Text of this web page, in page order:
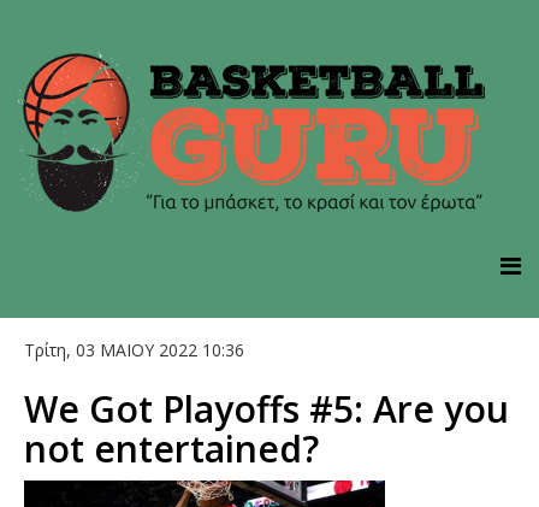
Τρίτη, 03 ΜΑΙΟΥ 2022 10:36
We Got Playoffs #5: Are you
not entertained?